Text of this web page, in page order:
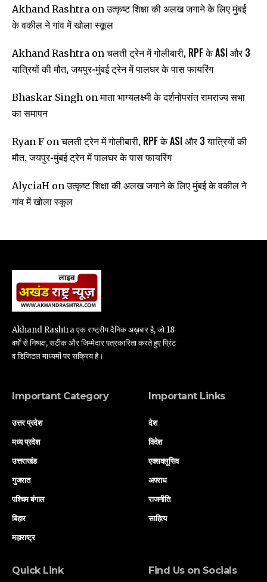
Akhand Rashtra onउत्कृष्ट शिक्षा की अलख जगाने के लिए मुंबई
के वकील ने गांव में खोला स्कूल
Akhand Rashtra onचलती ट्रेन में गोलीबारी, RPF के ASI और 3
यात्रियों की मौत, जयपुर-मुंबई ट्रेन में पालघर के पास फायरिंग
Bhaskar Singh onमाता भाग्यलक्ष्मी के दर्शनोपरांत रामराज्य सभा
का समापन
Ryan F onचलती ट्रेन में गोलीबारी, RPF के ASI और 3 यात्रियों की
मौत, जयपुर-मुंबई ट्रेन में पालघर के पास फायरिंग
AlyciaH onउत्कृष्ट शिक्षा की अलख जगाने के लिए मुंबई के वकील ने
गांव में खोला स्कूल
Akhand Rashtra एक राष्ट्रीय दैनिक अख़बार है, जो 18
वर्षों से निष्पक्ष, सटीक और जिम्मेदार पत्रकारिता करते हुए प्रिंट
व डिजिटल माध्यमों पर सक्रिय है।
Important Category
उत्तर प्रदेश
मध्य प्रदेश
उत्तराखंड
गुजरात
पश्चिम बंगाल
बिहार
महाराष्ट्र
Important Links
देश
विदेश
एक्सक्लूसिव
अपराध
राजनीति
साहित्य
Quick Link Find Us on Socials